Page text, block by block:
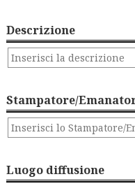
Descrizione
Stampatore/
Luogo diffusione